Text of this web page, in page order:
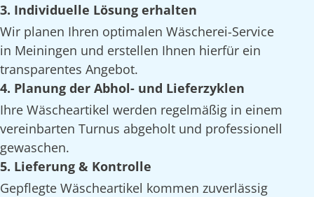
3. Individuelle Lösung erhalten
Wir planen Ihren optimalen Wäscherei-Service
in Meiningen und erstellen Ihnen hierfür ein
transparentes Angebot.
4. Planung der Abhol- und Lieferzyklen
Ihre Wäscheartikel werden regelmäßig in einem
vereinbarten Turnus abgeholt und professionell
gewaschen.
5. Lieferung & Kontrolle
Gepflegte Wäscheartikel kommen zuverlässig